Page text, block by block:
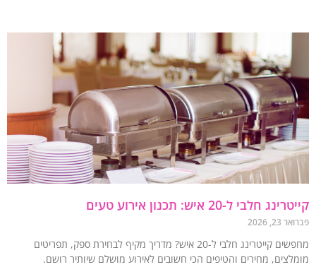
חלבי ל-20 איש: תכנון אירוע טעים
2026
מחפשים קייטרינג חלבי ל-20 איש? מדריך מקיף לבחירת ספק, תפריטים
מחירים והטיפים הכי חשובים לאירוע מושלם שיותיר רושם.